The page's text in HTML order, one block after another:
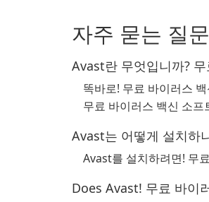
자주 묻는 질문
Avast란 무엇입니까?
똑바로! 무료 바이러스
무료 바이러스 백신 소프
Avast는 어떻게 설치하
Avast를 설치하려면! 무
Does Avast! 무료 바이